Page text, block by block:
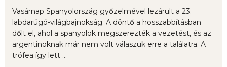
Vasárnap Spanyolország győzelmével lezárult a 23.
labdarúgó-világbajnokság. A döntő a hosszabbításban
dőlt el, ahol a spanyolok megszerezték a vezetést, és az
argentinoknak már nem volt válaszuk erre a találatra. A
trófea így lett ...